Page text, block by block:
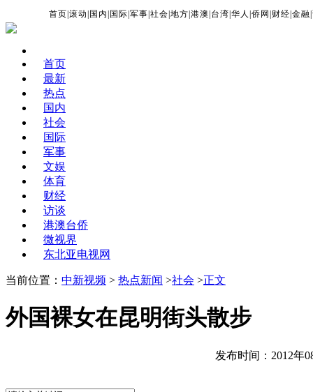
首页 |滚动 国内 国际 |军事 |社会 |地方 |港澳 台湾 |华人 |侨网 财经 |金融 |
首页
最新
热点
国内
社会
国际
军事
文娱
体育
财经
访谈
港澳台侨
微视界
东北亚电视网
当前位置： 中新视频 > 热点新闻 >社会 >正文
外国裸女在昆明街头散步
发布时间：2012年